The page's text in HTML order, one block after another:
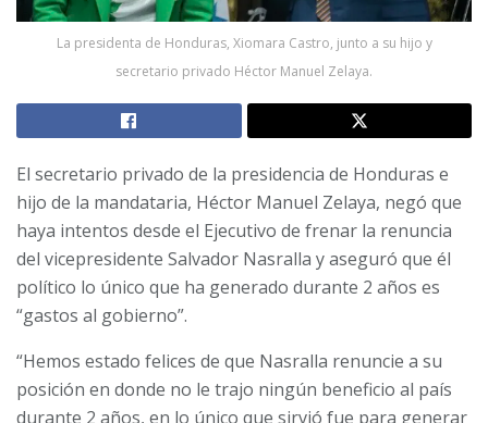
La presidenta de Honduras, Xiomara Castro, junto a su hijo y
secretario privado Héctor Manuel Zelaya.
El secretario privado de la presidencia de Honduras e
hijo de la mandataria, Héctor Manuel Zelaya, negó que
haya intentos desde el Ejecutivo de frenar la renuncia
del vicepresidente Salvador Nasralla y aseguró que él
político lo único que ha generado durante 2 años es
“gastos al gobierno”.
“Hemos estado felices de que Nasralla renuncie a su
posición en donde no le trajo ningún beneficio al país
durante 2 años, en lo único que sirvió fue para generar